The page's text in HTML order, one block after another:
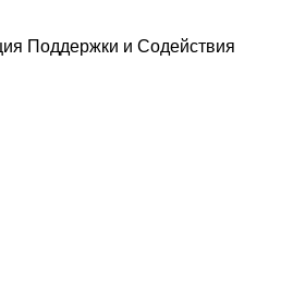
Поддержки и Содействия